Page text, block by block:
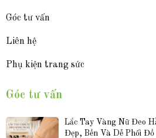
Góc tư vấn
Liên hệ
Phụ kiện trang sức
Góc tư vấn
Lắc Tay Vàng Nữ Đeo
Đẹp, Bền Và Dễ Phối Đồ